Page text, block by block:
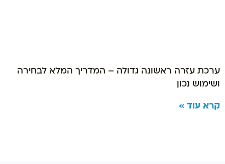
ערכת עזרה ראשונה גדולה – המדריך המלא לבחירה
ושימוש נכון
קרא עוד »